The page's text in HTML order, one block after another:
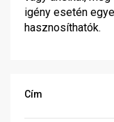
igény esetén
hasznosíthatók.
Cím